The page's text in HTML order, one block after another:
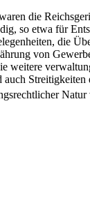
die
so etwa für
die
von
weitere
auch Streitigkeiten
Natur